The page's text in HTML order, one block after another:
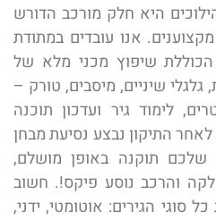
היא חלק מורכב הדורש
אנו עובדים במתודת
הכוללת שיפוץ מכני מלא של
שיניים, מיסבים, טורק –
לימוד גיר ועדכון תוכנה
התיקון נבצע נסיעת מבחן
שלכם תוקנה באופן מושלם,
והרכב נוסע פיקס!. חשוב
סוגי הגירים: אוטומטי, ידני,